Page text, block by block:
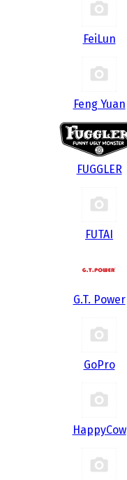
FeiLun
Feng Yuan
FUGGLER
FUTAI
G.T. Power
GoPro
HappyCow